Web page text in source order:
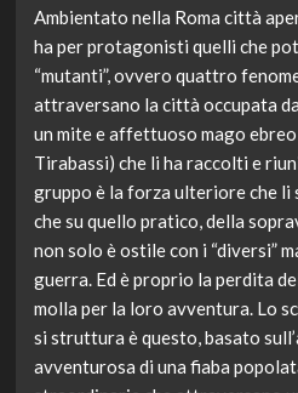
Ambientato nella Roma città
ha per protagonisti quelli che
“mutanti”, ovvero quattro
attraversano la città occupata
un mite e affettuoso mago
Tirabassi) che li ha raccolti e
gruppo è la forza ulteriore che li
che su quello pratico, della
non solo è ostile con i “diversi”
guerra. Ed è proprio la perdita
molla per la loro avventura. Lo
si struttura è questo, basato
avventurosa di una fiaba